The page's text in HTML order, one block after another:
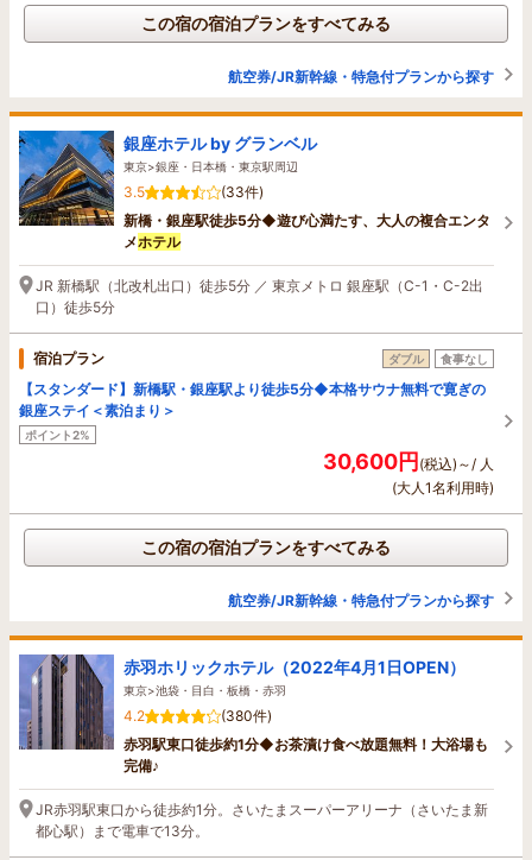
この宿の宿泊プランをすべてみる
航空券/JR新幹線・特急付プランから探す
銀座ホテル by グランベル
東京>銀座・日本橋・東京駅周辺
3.5
(33件)
新橋・銀座駅徒歩5分◆遊び心満たす、大人の複合エンタ
メホテル
JR 新橋駅（北改札出口）徒歩5分 ／ 東京メトロ 銀座駅（C-1・C-2出
口）徒歩5分
宿泊プラン ダブル 食事なし
【スタンダード】新橋駅・銀座駅より徒歩5分◆本格サウナ無料で寛ぎの
銀座ステイ＜素泊まり＞
ポイント2%
30,600円(税込)～/ 人
(大人1名利用時)
この宿の宿泊プランをすべてみる
航空券/JR新幹線・特急付プランから探す
赤羽ホリックホテル（2022年4月1日OPEN）
東京>池袋・目白・板橋・赤羽
4.2
(380件)
赤羽駅東口徒歩約1分◆お茶漬け食べ放題無料！大浴場も
完備♪
JR赤羽駅東口から徒歩約1分。さいたまスーパーアリーナ（さいたま新
都心駅）まで電車で13分。